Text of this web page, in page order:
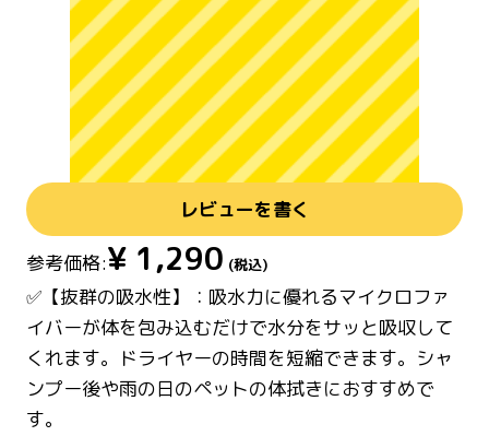
レビューを書く
参考価格:¥ 1,290 (税込)
✅【抜群の吸水性】：吸水力に優れるマイクロファ
イバーが体を包み込むだけで水分をサッと吸収して
くれます。ドライヤーの時間を短縮できます。シャ
ンプー後や雨の日のペットの体拭きにおすすめで
す。